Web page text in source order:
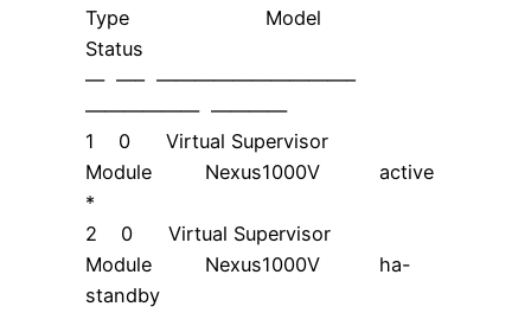
Type Model
Status
— —– ——————————–
—————— ————
1 0 Virtual Supervisor
Module Nexus1000V active
*
2 0 Virtual Supervisor
Module Nexus1000V ha-
standby